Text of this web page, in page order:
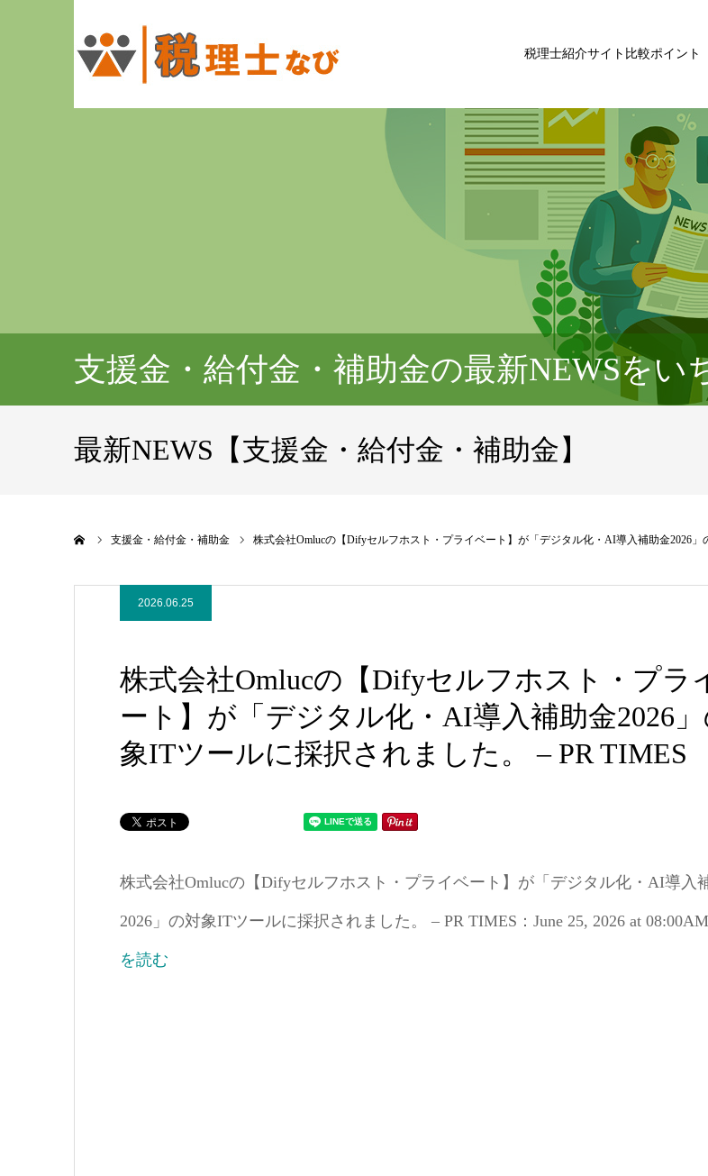
税理士紹介サイト比較ポイント
支援金・給付金・補助金の最新NEWSをい
最新NEWS【支援金・給付金・補助金】
支援金・給付金・補助金 株式会社Omlucの【Difyセルフホスト・プライベート】が「デジタル化・AI導入補助金2026」
2026.06.25
株式会社Omlucの【Difyセルフホスト・プラ
ート】が「デジタル化・AI導入補助金2026
象ITツールに採択されました。 – PR TIMES
株式会社Omlucの【Difyセルフホスト・プライベート】が「デジタル化・AI導入
2026」の対象ITツールに採択されました。 – PR TIMES：June 25, 2026 at
を読む